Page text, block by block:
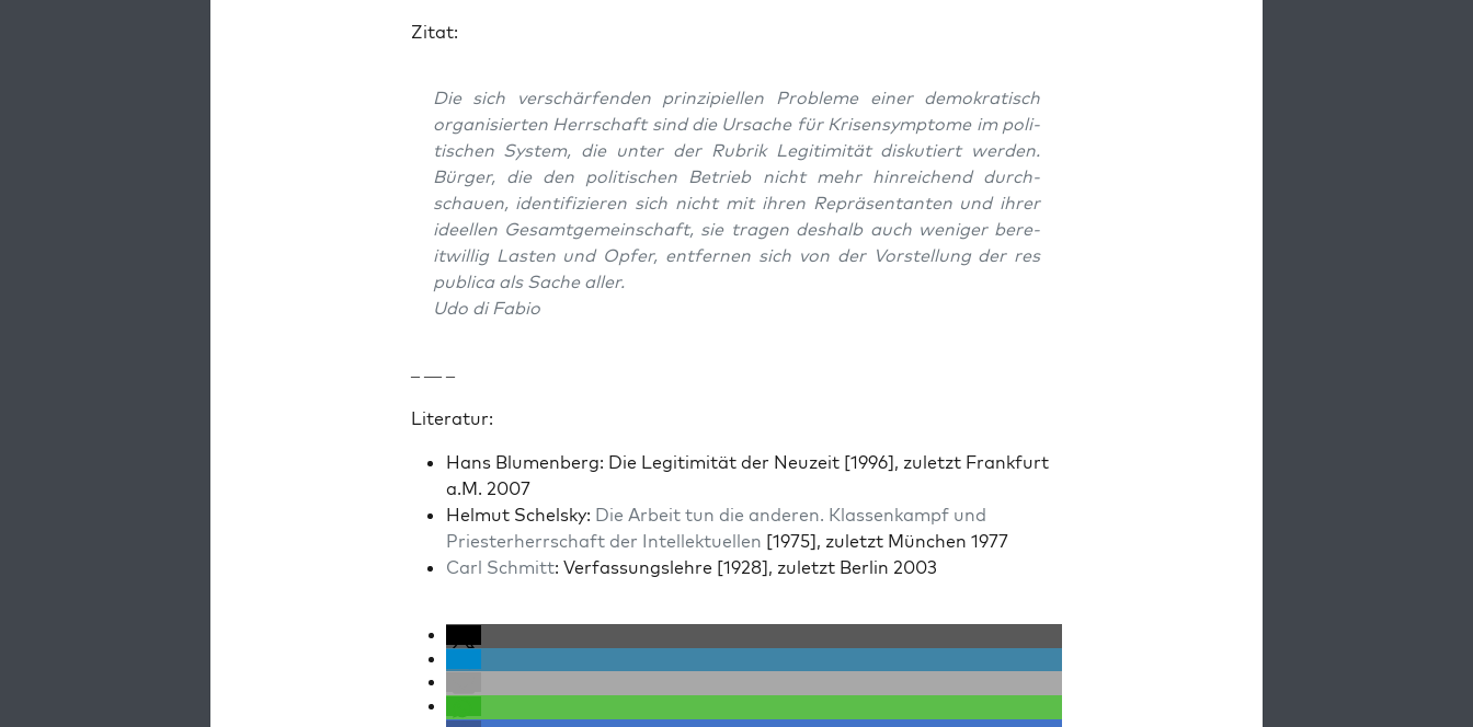
Zitat:
Die sich ver­schär­fend­en prinzip­iellen Prob­leme ein­er demokratisch
organ­isierten Herrschaft sind die Ursache für Krisen­symp­tome im poli­
tis­chen Sys­tem, die unter der Rubrik Legit­im­ität disku­tiert wer­den.
Bürg­er, die den poli­tis­chen Betrieb nicht mehr hin­re­ichend durch­
schauen, iden­ti­fizieren sich nicht mit ihren Repräsen­tan­ten und ihrer
ideellen Gesamt­ge­mein­schaft, sie tra­gen deshalb auch weniger bere­
itwillig Las­ten und Opfer, ent­fer­nen sich von der Vorstel­lung der res
pub­li­ca als Sache aller.
Udo di Fabio
– — –
Lit­er­atur:
Hans Blu­men­berg: Die Legit­im­ität der Neuzeit [1996], zulet­zt Frank­furt
a.M. 2007
Hel­mut Schel­sky: Die Arbeit tun die anderen. Klassenkampf und
Priester­herrschaft der Intellek­tuellen [1975], zulet­zt München 1977
Carl Schmitt: Ver­fas­sungslehre [1928], zulet­zt Berlin 2003